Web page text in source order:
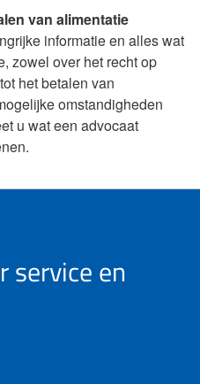
van alimentatie
informatie en alles wat
zowel over het recht op
het betalen van
omstandigheden
u wat een advocaat
service en